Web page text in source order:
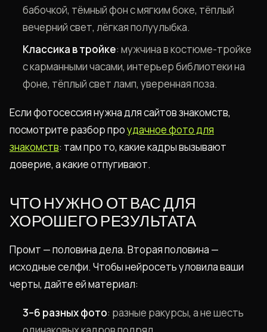
бабочкой, тёмный фон с мягким боке, тёплый
вечерний свет, лёгкая полуулыбка.
Классика в тройке: мужчина в костюме-тройке
с карманными часами, интерьер библиотеки на
фоне, тёплый свет ламп, уверенная поза.
Если фотосессия нужна для сайтов знакомств,
посмотрите разбор проудачное фото для
знакомств: там про то, какие кадры вызывают
доверие, а какие отпугивают.
ЧТО НУЖНО ОТ ВАС ДЛЯ
ХОРОШЕГО РЕЗУЛЬТАТА
Промт — половина дела. Вторая половина —
исходные селфи. Чтобы нейросеть уловила ваши
черты, дайте ей материал:
3–6 разных фото: разные ракурсы, а не шесть